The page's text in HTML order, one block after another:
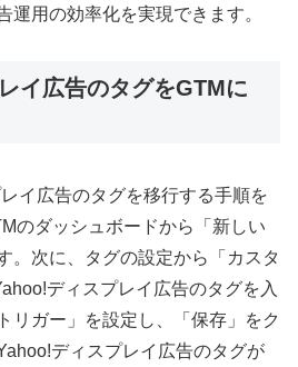
運用の効率化を実現できます。
イ広告のタグをGTMに
イ広告のタグを移行する手順を
のダッシュボードから「新しい
。次に、タグの設定から「カスタ
ディスプレイ広告のタグを入
リガー」を設定し、「保存」をク
ディスプレイ広告のタグが